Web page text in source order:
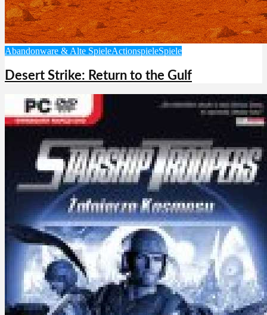
Abandonware & Alte SpieleActionspieleSpiele
Desert Strike: Return to the Gulf